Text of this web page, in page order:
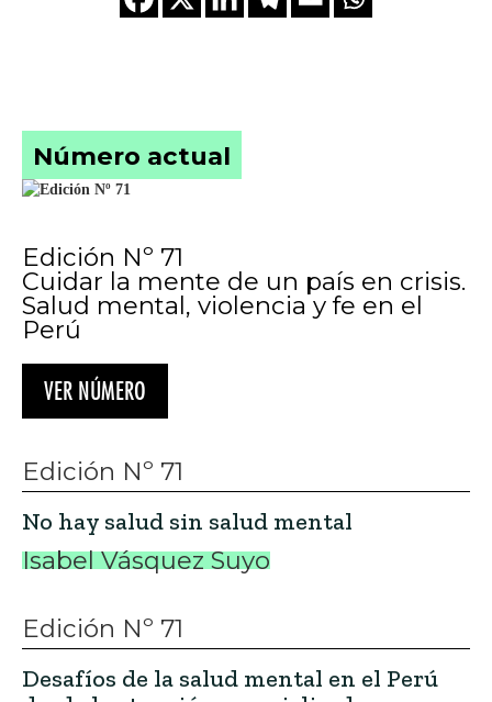
Número actual
Edición Nº 71
Cuidar la mente de un país en crisis.
Salud mental, violencia y fe en el
Perú
VER NÚMERO
Edición Nº 71
No hay salud sin salud mental
Isabel Vásquez Suyo
Edición Nº 71
Desafíos de la salud mental en el Perú